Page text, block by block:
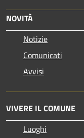
NOVITÀ
Notizie
Comunicati
Avvisi
VIVERE IL COMUNE
Luoghi